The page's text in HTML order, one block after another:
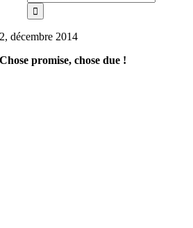
2, décembre 2014
Chose promise, chose due !